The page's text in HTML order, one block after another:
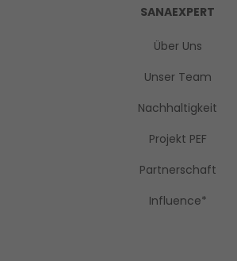
SANAEXPERT
Über Uns
Unser Team
Nachhaltigkeit
Projekt PEF
Partnerschaft
Influence*